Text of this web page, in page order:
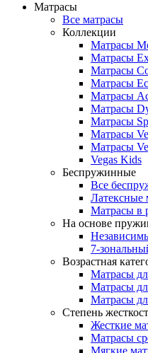
Матрасы
Все матрасы
Коллекции
Матрасы
Матрасы
Матрасы
Матрасы
Матрасы
Матрасы
Матрасы
Матрасы
Матрасы
Vegas Kids
Беспружинные
Все
Латексные
Матрасы в
На основе
7-
Возрастная
Матрасы
Матрасы
Матрасы
Степень
Жесткие
Матрасы
Мягкие